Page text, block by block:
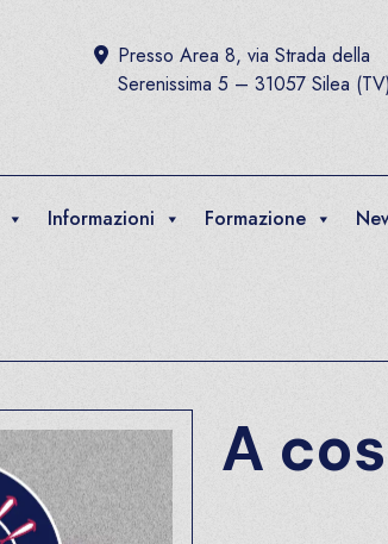
Presso Area 8, via Strada della
Serenissima 5 – 31057 Silea (TV)
Informazioni Formazione
A